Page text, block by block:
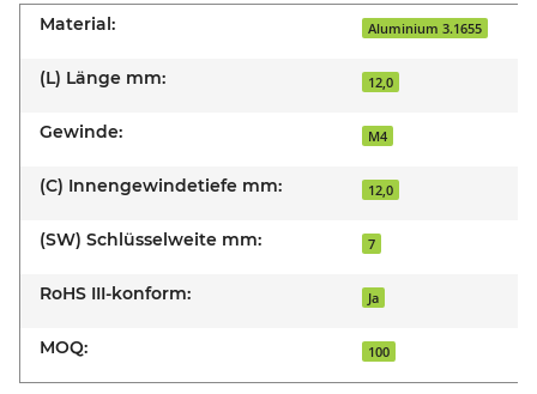
Material: Aluminium 3.1655
(L) Länge mm: 12,0
Gewinde: M4
(C) Innengewindetiefe mm: 12,0
(SW) Schlüsselweite mm: 7
RoHS III-konform: Ja
MOQ: 100